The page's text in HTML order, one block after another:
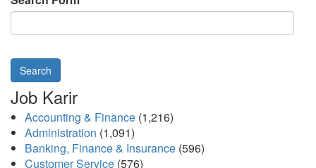
Search
Job Karir
Accounting & Finance (1,216)
Administration (1,091)
Banking, Finance & Insurance (596)
Customer Service (576)